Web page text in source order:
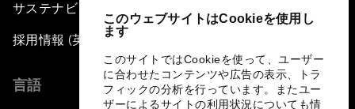
このウェブサイトはCookieを使用し
ます
このサイトではCookieを使って、ユーザー
に合わせたコンテンツや広告の表示、トラ
フィックの分析を行っています。またユー
ザーによるサイトの利用状況についても情
サステナビリティへの取り組み
採用情報 (英語のみ)
言語